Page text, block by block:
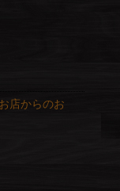
お店からのお